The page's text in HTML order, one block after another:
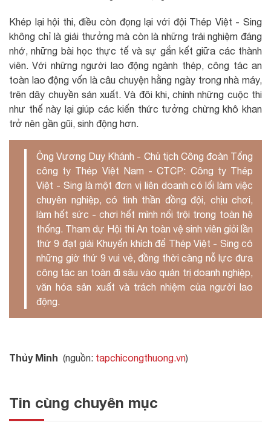
Khép lại hội thi, điều còn đọng lại với đội Thép Việt - Sing
không chỉ là giải thưởng mà còn là những trải nghiệm đáng
nhớ, những bài học thực tế và sự gắn kết giữa các thành
viên. Với những người lao động ngành thép, công tác an
toàn lao động vốn là câu chuyện hằng ngày trong nhà máy,
trên dây chuyền sản xuất. Và đôi khi, chính những cuộc thi
như thế này lại giúp các kiến thức tưởng chừng khô khan
trở nên gần gũi, sinh động hơn.
Ông Vương Duy Khánh - Chủ tịch Công đoàn Tổng
công ty Thép Việt Nam - CTCP: Công ty Thép
Việt - Sing là một đơn vị liên doanh có lối làm việc
chuyên nghiệp, có tinh thần đồng đội, chịu chơi,
làm hết sức - chơi hết mình nổi trội trong toàn hệ
thống. Tham dự Hội thi An toàn vệ sinh viên giỏi lần
thứ 9 đạt giải Khuyến khích để Thép Việt - Sing có
những giờ thứ 9 vui vẻ, đồng thời càng nỗ lực đưa
công tác an toàn đi sâu vào quản trị doanh nghiệp,
văn hóa sản xuất và trách nhiệm của người lao
động.
Thủy Minh (nguồn: tapchicongthuong.vn)
Tin cùng chuyên mục